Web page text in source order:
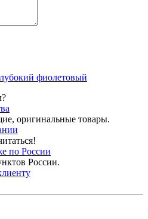
фиолетовый
оригинальные товары.
по России
России.